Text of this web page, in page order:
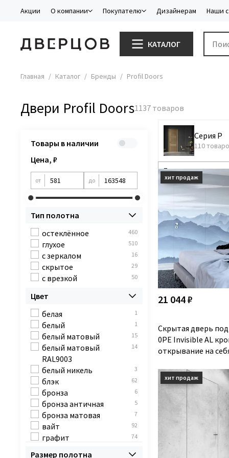
Акции О компании Покупателю Дизайнерам Наши
КАТАЛОГ
Главная Каталог Бренды Profil Doors
Двери Profil Doors
Серия P
110
21 044 ₽
Скрытая дверь
0PE Invisible AL
открывание на
Товары в наличии
Цена, ₽
от до
Тип полотна
остеклённое
460
глухое 510
с зеркалом 16
скрытое 29
с врезкой 50
Цвет
белая
1
белый 1
белый матовый 15
белый матовый
RAL9003
14
белый никель 3
блэк 62
бронза 6
бронза античная 5
бронза матовая 7
вайт 92
графит 74
Размер полотна